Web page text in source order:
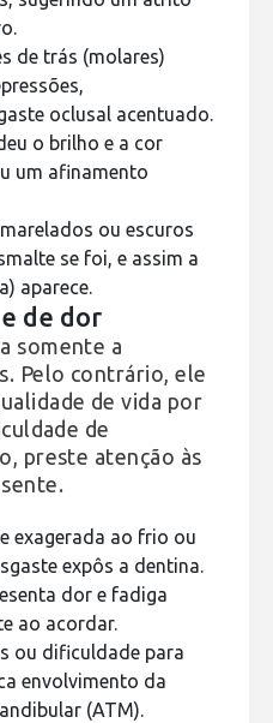
de trás (molares)
oclusal acentuado.
o brilho e a cor
um afinamento
ou escuros
se foi, e assim a
aparece.
de dor
somente a
Pelo contrário, ele
de vida por
de
preste atenção às
exagerada ao frio ou
expôs a dentina.
dor e fadiga
ao acordar.
ou dificuldade para
envolvimento da
(ATM).